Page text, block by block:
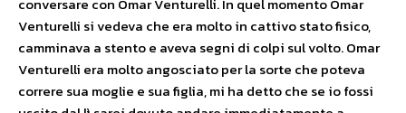
Venturelli si vedeva che era molto in cattivo stato fisico,
camminava a stento e aveva segni di colpi sul volto. Omar
Venturelli era molto angosciato per la sorte che poteva
correre sua moglie e sua figlia, mi ha detto che se io fossi